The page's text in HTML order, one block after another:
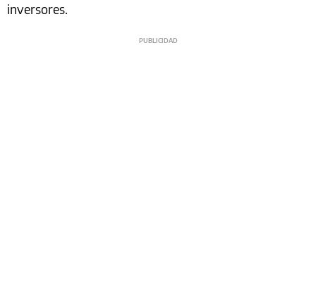
inversores.